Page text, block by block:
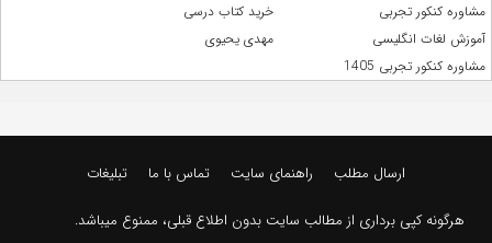
مشاوره کنکور تجربی
خرید کتاب درسی
آموزش لغات انگلیسی
مهدی یحیوی
مشاوره کنکور تجربی 1405
ارسال مطلب راهنمای سایت تماس با ما تبلیغات
هرگونه کپی برداری از مطالب سایت بدون اطلاع قبلی، ممنوع میباشد.